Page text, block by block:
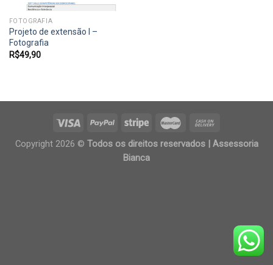
FOTOGRAFIA
Projeto de extensão I –
Fotografia
R$49,90
Copyright 2026 © Todos os direitos reservados | Assessoria
Bianca